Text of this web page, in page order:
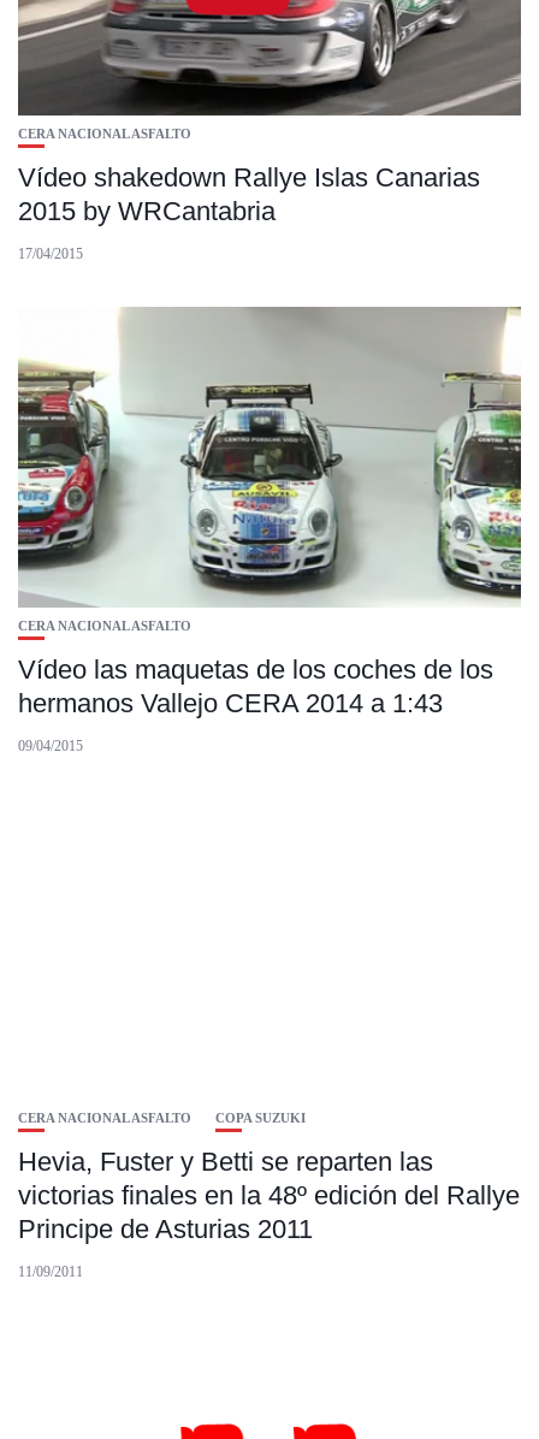
CERA NACIONAL ASFALTO
Vídeo shakedown Rallye Islas Canarias
2015 by WRCantabria
17/04/2015
CERA NACIONAL ASFALTO
Vídeo las maquetas de los coches de los
hermanos Vallejo CERA 2014 a 1:43
09/04/2015
CERA NACIONAL ASFALTO COPA SUZUKI
Hevia, Fuster y Betti se reparten las
victorias finales en la 48º edición del Rallye
Principe de Asturias 2011
11/09/2011